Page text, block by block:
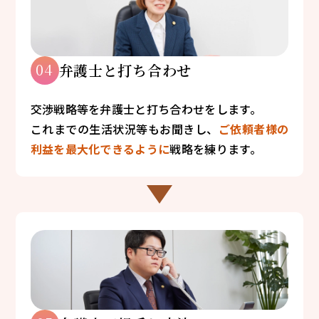
04 弁護士と打ち合わせ
交渉戦略等を弁護士と打ち合わせをします。
これまでの生活状況等もお聞きし、 ご依頼者様の
利益を最大化できるように戦略を練ります。